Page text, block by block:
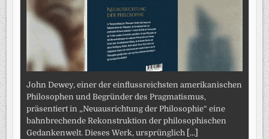
John Dewey, einer der einflussreichsten amerikanischen
Philosophen und Begründer des Pragmatismus,
präsentiert in „Neuausrichtung der Philosophie“ eine
bahnbrechende Rekonstruktion der philosophischen
Gedankenwelt. Dieses Werk, ursprünglich
[...]